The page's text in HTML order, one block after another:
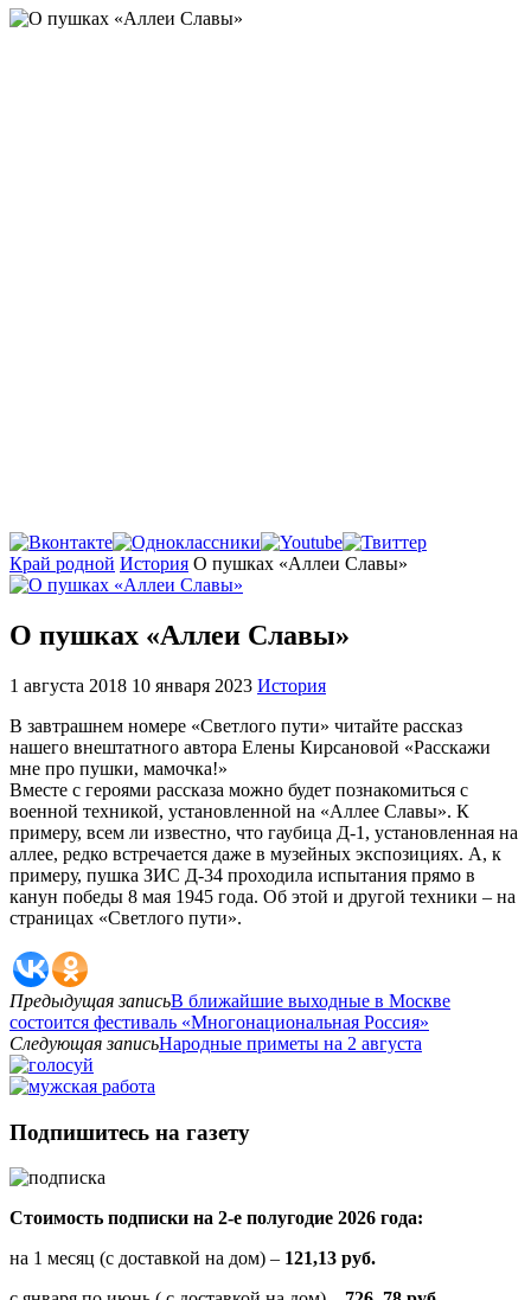
Главная
Край родной История О пушках «Аллеи Славы»
О пушках «Аллеи Славы»
1 августа 2018 10 января 2023 История
В завтрашнем номере «Светлого пути» читайте рассказ
нашего внештатного автора Елены Кирсановой «Расскажи
мне про пушки, мамочка!»
Вместе с героями рассказа можно будет познакомиться с
военной техникой, установленной на «Аллее Славы». К
примеру, всем ли известно, что гаубица Д-1, установленная на
аллее, редко встречается даже в музейных экспозициях. А, к
примеру, пушка ЗИС Д-34 проходила испытания прямо в
канун победы 8 мая 1945 года. Об этой и другой техники – на
страницах «Светлого пути».
Предыдущая записьВ ближайшие выходные в Москве
состоится фестиваль «Многонациональная Россия»
Следующая записьНародные приметы на 2 августа
Подпишитесь на газету
Стоимость подписки на 2-е полугодие 2026 года:
на 1 месяц (с доставкой на дом) – 121,13 руб.